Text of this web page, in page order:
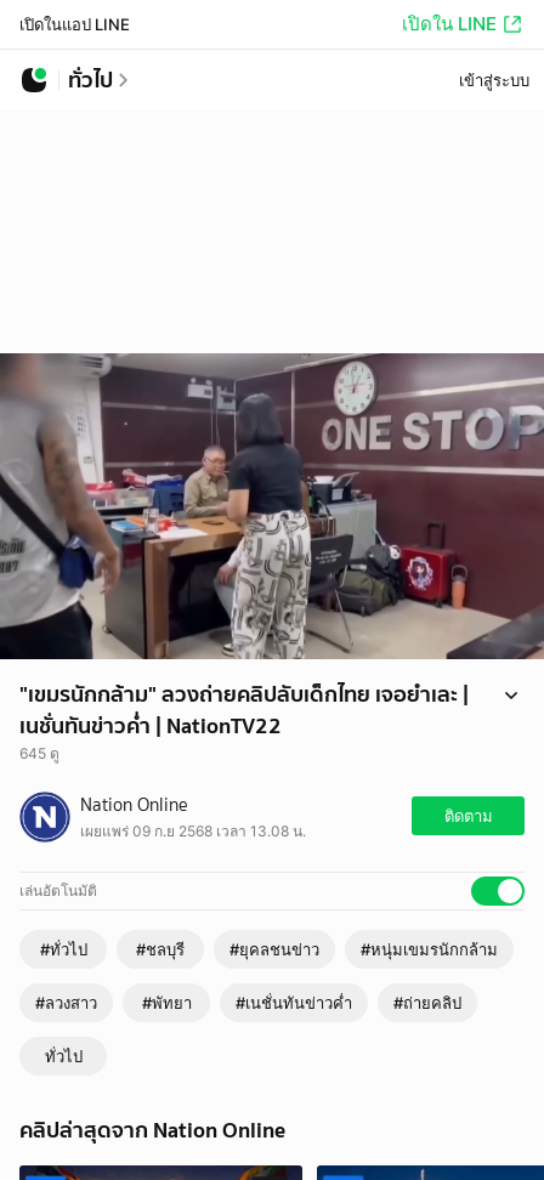
เปิดในแอป LINE เปิดใน LINE
ทั่วไป เข้าสู่ระบบ
"เขมรนักกล้าม" ลวงถ่ายคลิปลับเด็กไทย เจอยำเละ |
เนชั่นทันข่าวค่ำ | NationTV22
645 ดู
หนุ่มเขมรนักกล้าม นัดสาวไทยผ่านแอปฯ ขอหลับนอน แล้วแอบถ่ายคลิปลับ
/ เด็กสาวจับได้ ตามกลุ่มชายฉกรรจ์รุมยำเละ / จากนั้นผู้เสียหายโผล่แจ้งถูก
ล่อลวงล่วงละเมิดทางเพศ
Nation Online
เผยแพร่ 09 ก.ย 2568 เวลา 13.08 น.
ติดตาม
เล่นอัตโนมัติ
#ทั่วไป #ชลบุรี #ยุคลชนข่าว #หนุ่มเขมรนักกล้าม
#ลวงสาว #พัทยา #เนชั่นทันข่าวค่ำ #ถ่ายคลิป
ทั่วไป
คลิปล่าสุดจาก Nation Online